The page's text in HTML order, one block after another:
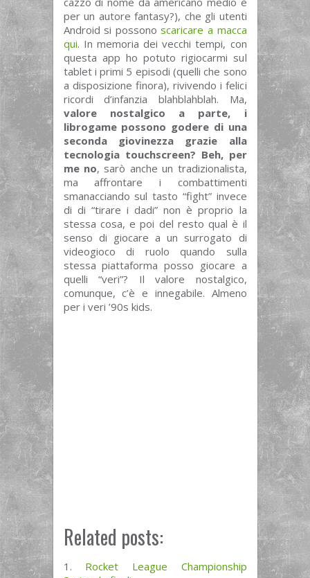
per un autore fantasy?), che gli utenti
Android si possonoscaricare a macca
qui. In memoria dei vecchi tempi, con
questa app ho potuto rigiocarmi sul
tablet i primi 5 episodi (quelli che sono
a disposizione finora), rivivendo i felici
ricordi d’infanzia blahblahblah. Ma,
valore nostalgico a parte, i
librogame possono godere di una
seconda giovinezza grazie alla
tecnologia touchscreen? Beh, per
me no, sarò anche un tradizionalista,
ma affrontare i combattimenti
smanacciando sul tasto “fight” invece
di di “tirare i dadi” non è proprio la
stessa cosa, e poi del resto qual è il
senso di giocare a un surrogato di
videogioco di ruolo quando sulla
stessa piattaforma posso giocare a
quelli “veri”? Il valore nostalgico,
comunque, c’è e innegabile. Almeno
per i veri ’90s kids.
Related posts:
Rocket League Championship